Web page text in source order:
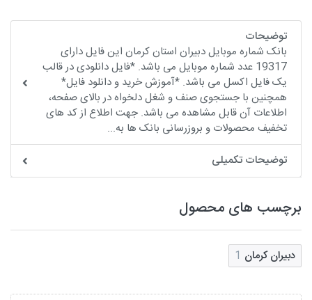
توضیحات
بانک شماره موبایل دبیران استان کرمان این فایل دارای
19317 عدد شماره موبایل می باشد. *فایل دانلودی در قالب
یک فایل اکسل می باشد. *آموزش خرید و دانلود فایل*
همچنین با جستجوی صنف و شغل دلخواه در بالای صفحه،
اطلاعات آن قابل مشاهده می باشد. جهت اطلاع از کد های
تخفیف محصولات و بروزرسانی بانک ها به...
توضیحات تکمیلی
برچسب های محصول
دبیران کرمان 1